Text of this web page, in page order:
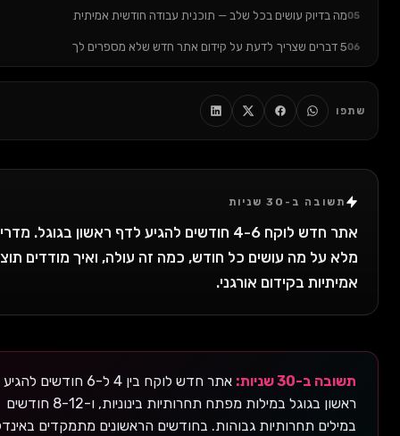
בדיוק עושים בכל שלב — תוכנית עבודה חודשית אמיתית
הכי נפוצה שאני רואה בקידום אתרים חדשים
ותשובות — קידום אתר חדש בגוגל
במה לבחור ואיך להתחיל נכון
שנבנה לך אסטרטגיית קידום מדויקת לאתר החדש שלך?
ב-30 שניות
אתר חדש לוקח 4-6 חודשים להגיע לדף ראשון בגוגל. מדריך
על מה עושים כל חודש, כמה זה עולה, ואיך מודדים תוצאות
בקידום אורגני.
ב-30 שניות:
אתר חדש לוקח בין 4 ל-6 חודשים להגיע לדף
ראשון בגוגל במילות מפתח תחרותיות בינוניות, ו-8-12 חודשים
תחרותיות גבוהות. בחודשים הראשונים מתמקדים באינדקס,